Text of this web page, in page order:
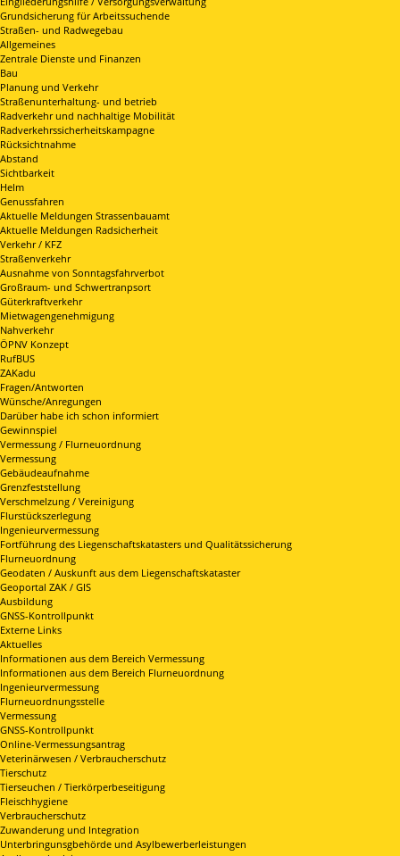
Grundsicherung für Arbeitssuchende
Straßen- und Radwegebau
Allgemeines
Zentrale Dienste und Finanzen
Bau
Planung und Verkehr
Straßenunterhaltung- und betrieb
Radverkehr und nachhaltige Mobilität
Radverkehrssicherheitskampagne
Rücksichtnahme
Abstand
Sichtbarkeit
Helm
Genussfahren
Aktuelle Meldungen Strassenbauamt
Aktuelle Meldungen Radsicherheit
Verkehr / KFZ
Straßenverkehr
Ausnahme von Sonntagsfahrverbot
Großraum- und Schwertranpsort
Güterkraftverkehr
Mietwagengenehmigung
Nahverkehr
ÖPNV Konzept
RufBUS
ZAKadu
Fragen/Antworten
Wünsche/Anregungen
Darüber habe ich schon informiert
Gewinnspiel
Vermessung / Flurneuordnung
Vermessung
Gebäudeaufnahme
Grenzfeststellung
Verschmelzung / Vereinigung
Flurstückszerlegung
Ingenieurvermessung
Fortführung des Liegenschaftskatasters und Qualitätssicherung
Flurneuordnung
Geodaten / Auskunft aus dem Liegenschaftskataster
Geoportal ZAK / GIS
Ausbildung
GNSS-Kontrollpunkt
Externe Links
Aktuelles
Informationen aus dem Bereich Vermessung
Informationen aus dem Bereich Flurneuordnung
Ingenieurvermessung
Flurneuordnungsstelle
Vermessung
GNSS-Kontrollpunkt
Online-Vermessungsantrag
Veterinärwesen / Verbraucherschutz
Tierschutz
Tierseuchen / Tierkörperbeseitigung
Fleischhygiene
Verbraucherschutz
Zuwanderung und Integration
Unterbringunsgbehörde und Asylbewerberleistungen